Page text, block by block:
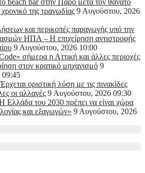
beach bar στην Πάρο μετά τον θάνατο
της τραγωδίας 9 Αυγούστου, 2026
και περικοπές παραγωγής υπό την
ΗΠΑ – H επιχείρηση αντιστροφής
9 Αυγούστου, 2026 10:00
σήμερα η Αττική και άλλες περιοχές
στον κρατικό μηχανισμό 9
09:45
οριστική λύση με τις πινακίδες
οι αλλαγές 9 Αυγούστου, 2026 09:30
Ελλάδα του 2030 πρέπει να είναι χώρα
και εξαγωγών» 9 Αυγούστου, 2026